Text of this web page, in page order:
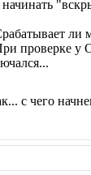
начинать
ли
проверке у
с чего